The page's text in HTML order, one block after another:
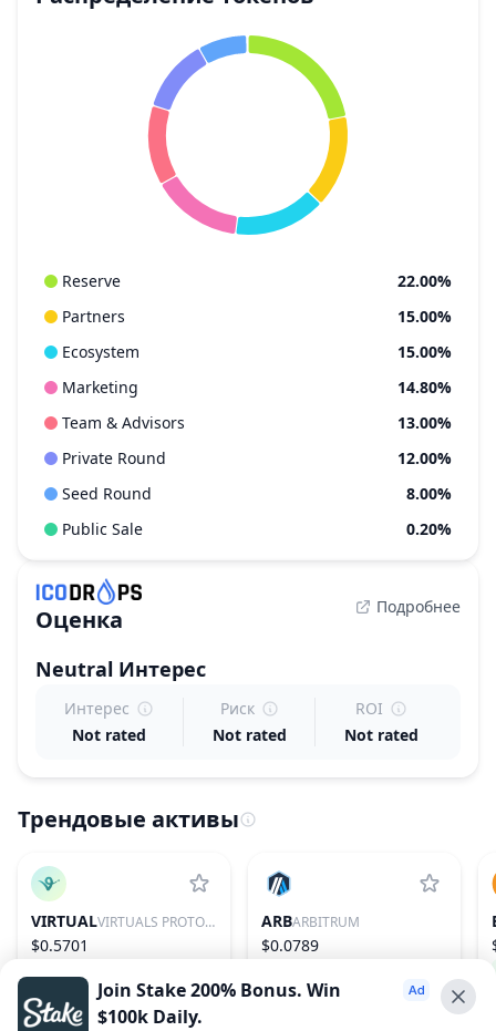
Reserve
22.00%
Partners
15.00%
Ecosystem
15.00%
Marketing
14.80%
Team & Advisors
13.00%
Private Round
12.00%
Seed Round
8.00%
Public Sale
0.20%
Оценка Подробнее
Neutral Интерес
Интерес
Not rated
Риск
Not rated
ROI
Not rated
Трендовые активы
VIRTUAL VIRTUALS PROTOCOL
$0.5701
ARBARBITRUM
$0.0789
Join Stake 200% Bonus. Win
$100k Daily.